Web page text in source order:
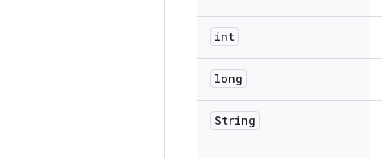
int
long
String